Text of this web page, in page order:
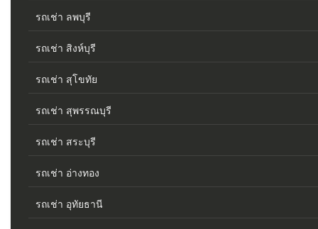
รถเช่า ลพบุรี
รถเช่า สิงห์บุรี
รถเช่า สุโขทัย
รถเช่า สุพรรณบุรี
รถเช่า สระบุรี
รถเช่า อ่างทอง
รถเช่า อุทัยธานี